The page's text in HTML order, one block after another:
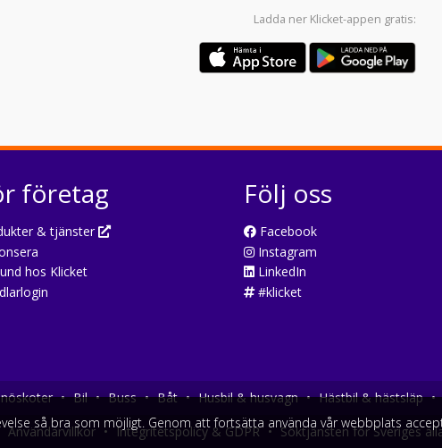
Ladda ner Klicket-appen gratis:
företag
& tjänster
hos Klicket
Följ oss
Facebook
Instagram
LinkedIn
#klicket
• Bil • Buss • Båt • Husbil & husvagn • Hästbil & hästsläp •
Användarvillkor • Integritetspolicy & GDPR • Söktjänsten för Sveriges
så bra som möjligt. Genom att fortsätta använda vår webbplats